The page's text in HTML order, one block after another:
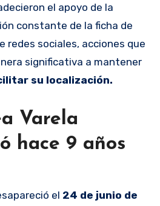
el apoyo de la
constante de la ficha de
redes sociales, acciones que
significativa a mantener
su localización.
Varela
hace 9 años
el 24 de junio de